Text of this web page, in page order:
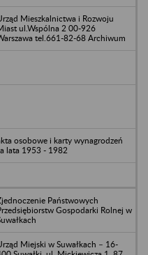
Mieszkalnictwa i Rozwoju
ul.Wspólna 2 00-926
tel.661-82-68 Archiwum
osobowe i karty wynagrodzeń
lata 1953 - 1982
Państwowych
Gospodarki Rolnej w
Miejski w Suwałkach – 16-